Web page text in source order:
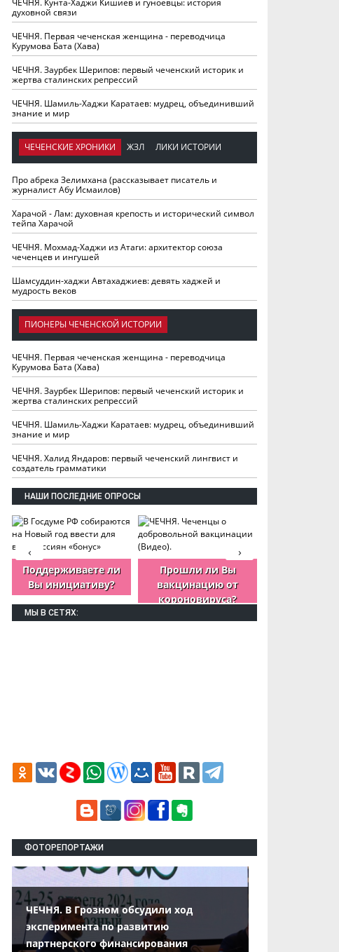
ЧЕЧНЯ. Кунта-Хаджи Кишиев и гуноевцы: история
духовной связи
ЧЕЧНЯ. Первая чеченская женщина - переводчица
Курумова Бата (Хава)
ЧЕЧНЯ. Заурбек Шерипов: первый чеченский историк и
жертва сталинских репрессий
ЧЕЧНЯ. Шамиль-Хаджи Каратаев: мудрец, объединивший
знание и мир
ЧЕЧЕНСКИЕ ХРОНИКИ ЖЗЛ ЛИКИ ИСТОРИИ
Про абрека Зелимхана (рассказывает писатель и
журналист Абу Исмаилов)
Харачой - Лам: духовная крепость и исторический символ
тейпа Харачой
ЧЕЧНЯ. Мохмад-Хаджи из Атаги: архитектор союза
чеченцев и ингушей
Шамсуддин-хаджи Автахаджиев: девять хаджей и
мудрость веков
ПИОНЕРЫ ЧЕЧЕНСКОЙ ИСТОРИИ
ЧЕЧНЯ. Первая чеченская женщина - переводчица
Курумова Бата (Хава)
ЧЕЧНЯ. Заурбек Шерипов: первый чеченский историк и
жертва сталинских репрессий
ЧЕЧНЯ. Шамиль-Хаджи Каратаев: мудрец, объединивший
знание и мир
ЧЕЧНЯ. Халид Яндаров: первый чеченский лингвист и
создатель грамматики
НАШИ ПОСЛЕДНИЕ ОПРОСЫ
Поддерживаете ли
Вы инициативу?
Прошли ли Вы
вакцинацию от
короновируса?
›
‹
МЫ В СЕТЯХ:
ФОТОРЕПОРТАЖИ
ЧЕЧНЯ. В Грозном обсудили ход
эксперимента по развитию
партнерского финансирования